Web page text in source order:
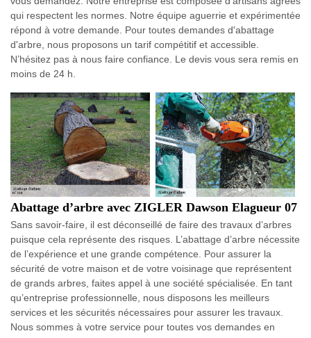
qui respectent les normes. Notre équipe aguerrie et expérimentée
répond à votre demande. Pour toutes demandes d'abattage
d'arbre, nous proposons un tarif compétitif et accessible.
N’hésitez pas à nous faire confiance. Le devis vous sera remis en
moins de 24 h.
Abattage d’arbre avec ZIGLER Dawson Elagueur 07
Sans savoir-faire, il est déconseillé de faire des travaux d’arbres
puisque cela représente des risques. L’abattage d’arbre nécessite
de l’expérience et une grande compétence. Pour assurer la
sécurité de votre maison et de votre voisinage que représentent
de grands arbres, faites appel à une société spécialisée. En tant
qu’entreprise professionnelle, nous disposons les meilleurs
services et les sécurités nécessaires pour assurer les travaux.
Nous sommes à votre service pour toutes vos demandes en